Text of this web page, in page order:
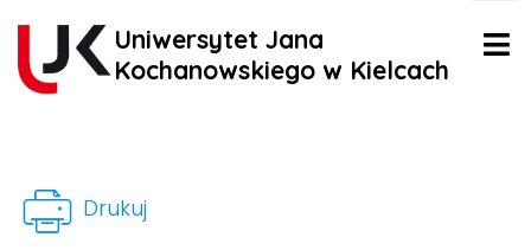
Uniwersytet Jana
Kochanowskiego w Kielcach
Drukuj